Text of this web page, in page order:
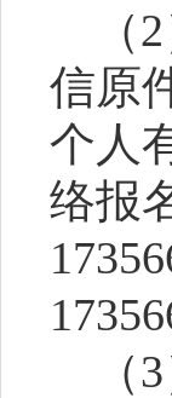
（
信原
个人
络报
（